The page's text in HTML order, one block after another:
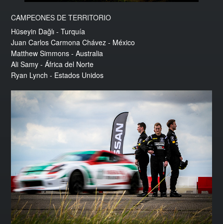
CAMPEONES DE TERRITORIO
Hüseyin Dağlı - Turquía
Juan Carlos Carmona Chávez - México
Matthew Simmons - Australia
Ali Samy - África del Norte
Ryan Lynch - Estados Unidos